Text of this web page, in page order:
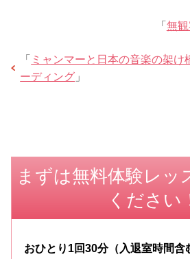
「 無
「 ミャンマーと日本の音楽の架け
ーディング 」
まずは無料体験レッ
ください
おひとり1回30分（入退室時間含